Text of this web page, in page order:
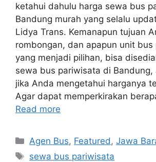
ketahui dahulu harga sewa bus
Bandung murah yang selalu
Lidya Trans. Kemanapun tujuan
rombongan, dan apapun unit bus
yang menjadi pilihan, bisa
sewa bus pariwisata di Bandung,
jika Anda mengetahui harganya
Agar dapat memperkirakan
Read more
Categories
Agen Bus, Featured ,Jawa
Tags
sewa bus pariwisata